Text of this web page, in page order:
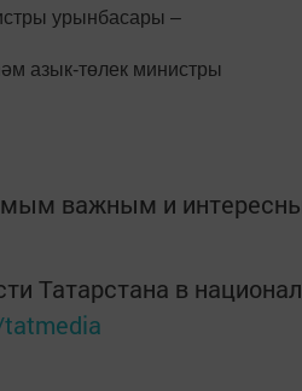
урынбасары –
азык-төлек министры
важным и
Татарстана в